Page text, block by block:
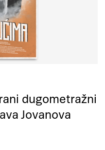
dugometražni
Jovanova